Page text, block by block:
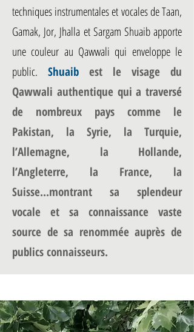
techniques instrumentales et vocales de Taan,
Gamak, Jor, Jhalla et Sargam Shuaib apporte
une couleur au Qawwali qui enveloppe le
public.
Shuaib est le visage du
Qawwali authentique qui a traversé
de nombreux pays comme le
Pakistan, la Syrie, la Turquie,
l’Allemagne, la Hollande,
l’Angleterre, la France, la
Suisse...montrant sa splendeur
vocale et sa connaissance vaste
source de sa renommée auprès de
publics connaisseurs.​